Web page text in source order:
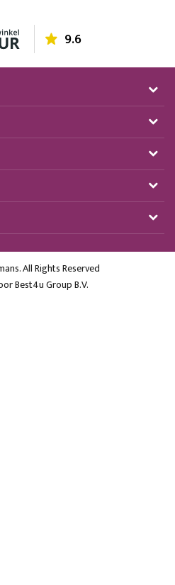
9.6
All Rights Reserved
Best4u Group B.V.